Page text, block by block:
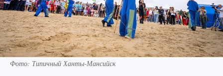
Фото: Типичный Ханты-Мансийск